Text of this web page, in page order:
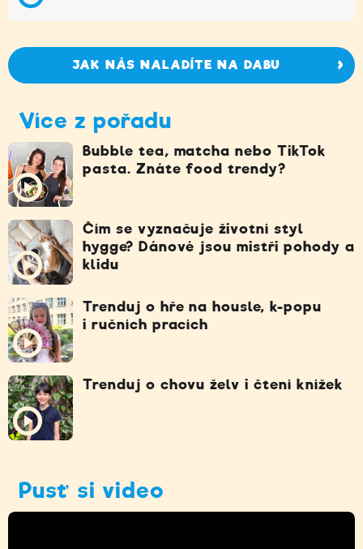
JAK NÁS NALADÍTE NA DABU
Více z pořadu
Bubble tea, matcha nebo TikTok
pasta. Znáte food trendy?
Čím se vyznačuje životní styl
hygge? Dánové jsou mistři pohody a
klidu
Trenduj o hře na housle, k-popu
i ručních pracích
Trenduj o chovu želv i čtení knížek
Pusť si video